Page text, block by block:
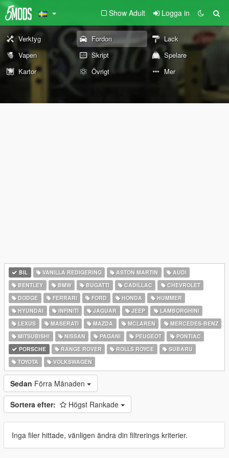
Show Adult Logga in
Verktyg Fordon
Lack
Vapen
Skript
Spelare
Kartor
Övrigt Mer
BIL VANILLA REDIGERING ASTON MARTIN
AUDI
BENTLEY
BMW BUGATTI CADILLAC
CHEVROLET
DODGE
FERRARI FORD HONDA
HUMMER
HYUNDAI
INFINITI JAGUAR JEEP
LAMBORGHINI
LEXUS
MASERATI MAZDA MCLAREN
MERCEDES-BENZ
MITSUBISHI
NISSAN PAGANI PEUGEOT
PONTIAC
PORSCHE
RANGE ROVER ROLLS ROYCE
SUBARU
TOYOTA
VOLKSWAGEN
Sedan Förra Månaden
Sortera efter: Högst Rankade
Inga filer hittade, vänligen ändra din filtrerings kriterier.